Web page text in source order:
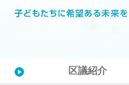
区議紹介